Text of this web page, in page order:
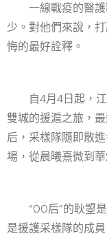
一線戰疫的醫護
少。對他們來說，
悔的最好詮釋。
自4月4日起，江
雙城的援滬之旅，
后，采樣隊隨即散
場，從晨曦熹微到
“00后”的耿曌是
是援護采樣隊的成